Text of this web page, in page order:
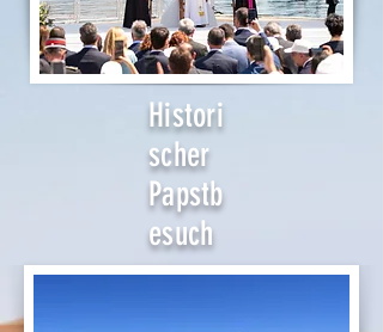
Histori
scher
Papstb
esuch